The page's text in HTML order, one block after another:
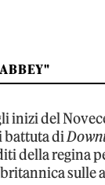
inizi del
battuta di
della regina
sulle